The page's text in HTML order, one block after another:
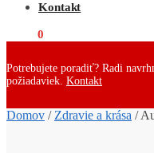
Kontakt
0
Potrebujete poradiť? Radi
požiadaviek. Kontakt
Domov / Zdravie a krása /